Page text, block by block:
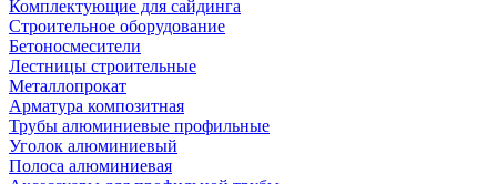
Комплектующие для сайдинга
Строительное оборудование
Бетоносмесители
Лестницы строительные
Металлопрокат
Арматура композитная
Трубы алюминиевые профильные
Уголок алюминиевый
Полоса алюминиевая